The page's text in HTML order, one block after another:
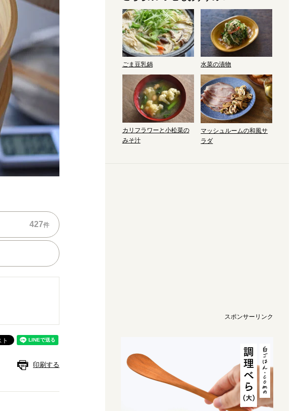
427件
印刷する
ごま豆乳鍋 水菜の漬物
カリフラワーと小松菜の
みそ汁
マッシュルームの和風サ
ラダ
スポンサーリンク